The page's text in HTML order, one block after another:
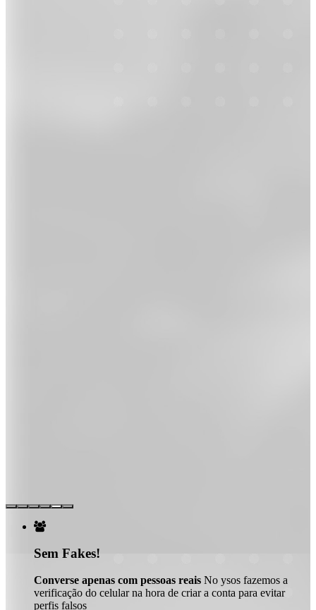

Sem Fakes!
Converse apenas com pessoas reais No ysos fazemos a
verificação do celular na hora de criar a conta para evitar
perfis falsos